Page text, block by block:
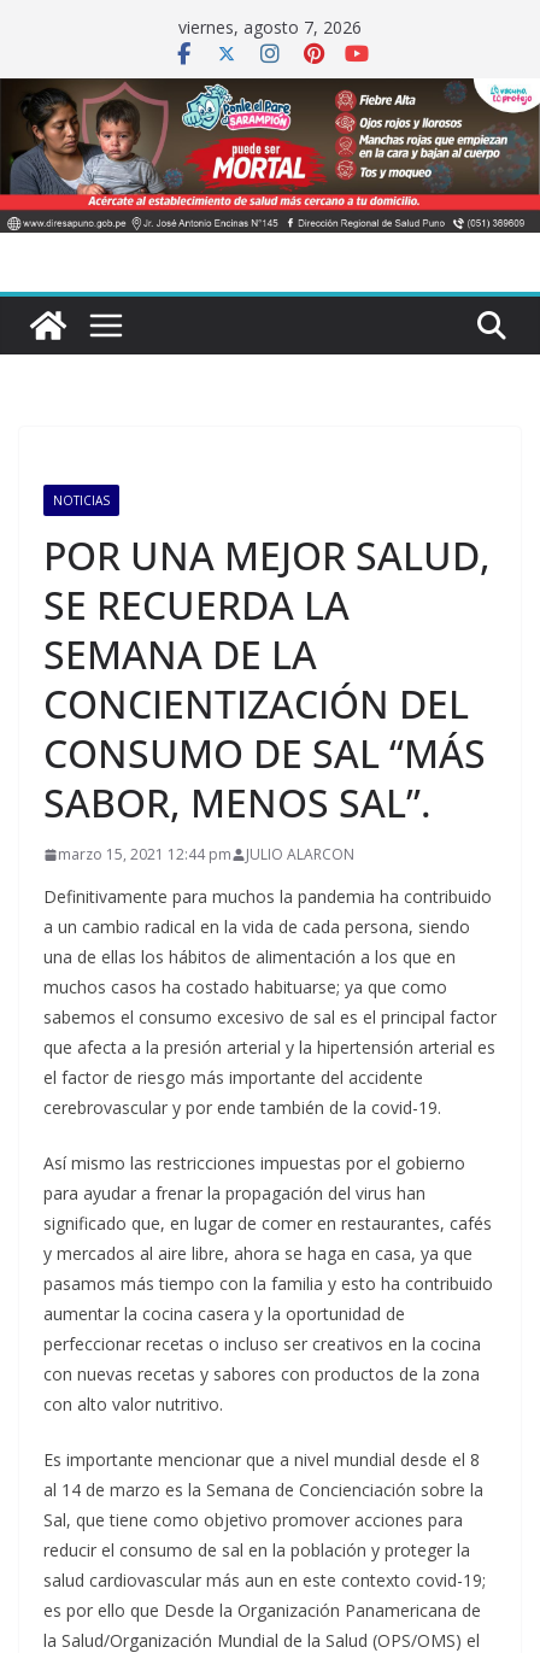
contenido
viernes, agosto 7, 2026
NOTICIAS
POR UNA MEJOR SALUD,
SE RECUERDA LA
SEMANA DE LA
CONCIENTIZACIÓN DEL
CONSUMO DE SAL “MÁS
SABOR, MENOS SAL”.
marzo 15, 2021 12:44 pm JULIO ALARCON
Definitivamente para muchos la pandemia ha contribuido
a un cambio radical en la vida de cada persona, siendo
una de ellas los hábitos de alimentación a los que en
muchos casos ha costado habituarse; ya que como
sabemos el consumo excesivo de sal es el principal factor
que afecta a la presión arterial y la hipertensión arterial es
el factor de riesgo más importante del accidente
cerebrovascular y por ende también de la covid-19.
Así mismo las restricciones impuestas por el gobierno
para ayudar a frenar la propagación del virus han
significado que, en lugar de comer en restaurantes, cafés
y mercados al aire libre, ahora se haga en casa, ya que
pasamos más tiempo con la familia y esto ha contribuido
aumentar la cocina casera y la oportunidad de
perfeccionar recetas o incluso ser creativos en la cocina
con nuevas recetas y sabores con productos de la zona
con alto valor nutritivo.
Es importante mencionar que a nivel mundial desde el 8
al 14 de marzo es la Semana de Concienciación sobre la
Sal, que tiene como objetivo promover acciones para
reducir el consumo de sal en la población y proteger la
salud cardiovascular más aun en este contexto covid-19;
es por ello que Desde la Organización Panamericana de
la Salud/Organización Mundial de la Salud (OPS/OMS) el